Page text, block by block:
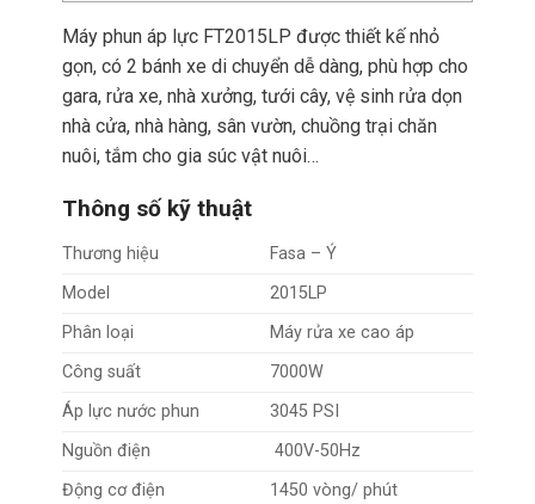
Máy phun áp lực FT2015LP được thiết kế nhỏ
gọn, có 2 bánh xe di chuyển dễ dàng, phù hợp cho
gara, rửa xe, nhà xưởng, tưới cây, vệ sinh rửa dọn
nhà cửa, nhà hàng, sân vườn, chuồng trại chăn
nuôi, tắm cho gia súc vật nuôi…
Thông số kỹ thuật
Thương hiệu
Fasa – Ý
Model
2015LP
Phân loại
Máy rửa xe cao áp
Công suất
7000W
Áp lực nước phun
3045 PSI
Nguồn điện
400V-50Hz
Động cơ điện
1450 vòng/ phút